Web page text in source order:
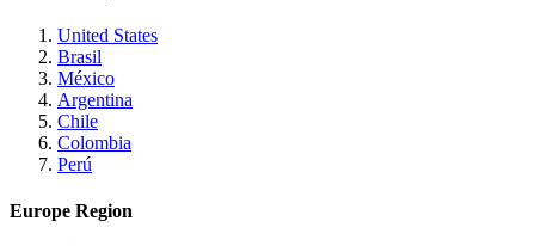
United States
Brasil
México
Argentina
Chile
Colombia
Perú
Europe Region